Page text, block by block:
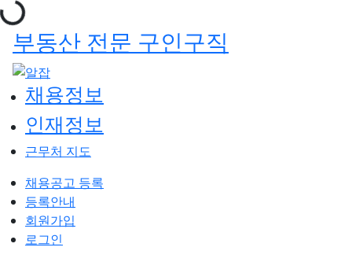
부동산 전문 구인구직
채용정보
인재정보
근무처 지도
채용공고 등록
등록안내
회원가입
로그인